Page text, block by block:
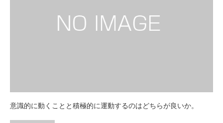
意識的に動くことと積極的に運動するのはどちらが良いか。